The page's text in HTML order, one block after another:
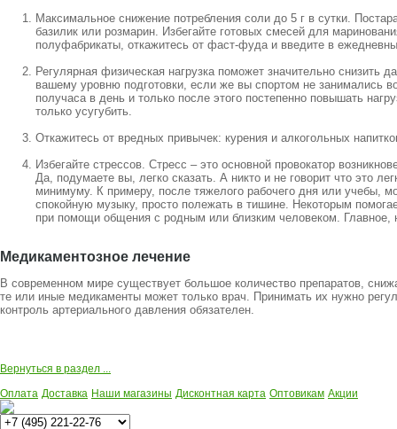
Максимальное снижение потребления соли до 5 г в сутки.
базилик или розмарин. Избегайте готовых смесей для
полуфабрикаты, откажитесь от фаст-фуда и введите в
Регулярная физическая нагрузка поможет значительно снизить
вашему уровню подготовки, если же вы спортом не занимались
получаса в день и только после этого постепенно повышать
только усугубить.
Откажитесь от вредных привычек: курения и алкогольных
Избегайте стрессов. Стресс – это основной провокатор
Да, подумаете вы, легко сказать. А никто и не говорит что это
минимуму. К примеру, после тяжелого рабочего дня или учебы,
спокойную музыку, просто полежать в тишине. Некоторым
при помощи общения с родным или близким человеком. Главное,
Медикаментозное лечение
В современном мире существует большое количество препаратов,
те или иные медикаменты может только врач. Принимать их нужно
контроль артериального давления обязателен.
Вернуться в раздел ...
Оплата Доставка Наши магазины Дисконтная карта Оптовикам Акции